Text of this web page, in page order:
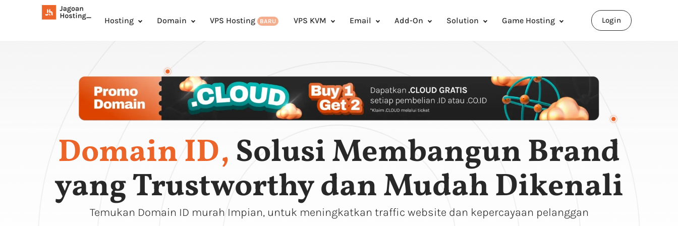
Hosting Domain VPS Hosting BARU VPS KVM Email Add-On Solution Game Hosting Login
Domain ID, Solusi Membangun Brand
yang Trustworthy dan Mudah Dikenali
Temukan Domain ID murah Impian, untuk meningkatkan traffic website dan kepercayaan pelanggan